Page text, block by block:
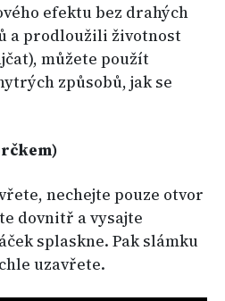
efektu bez drahých
a prodloužili životnost
můžete použít
způsobů, jak se
nechejte pouze otvor
dovnitř a vysajte
splaskne. Pak slámku
uzavřete.